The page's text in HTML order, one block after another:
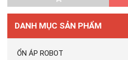
DANH MỤC SẢN PHẨM
ỔN ÁP ROBOT